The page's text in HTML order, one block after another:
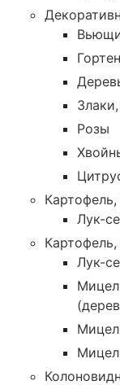
Розы
Лук-
Лук-